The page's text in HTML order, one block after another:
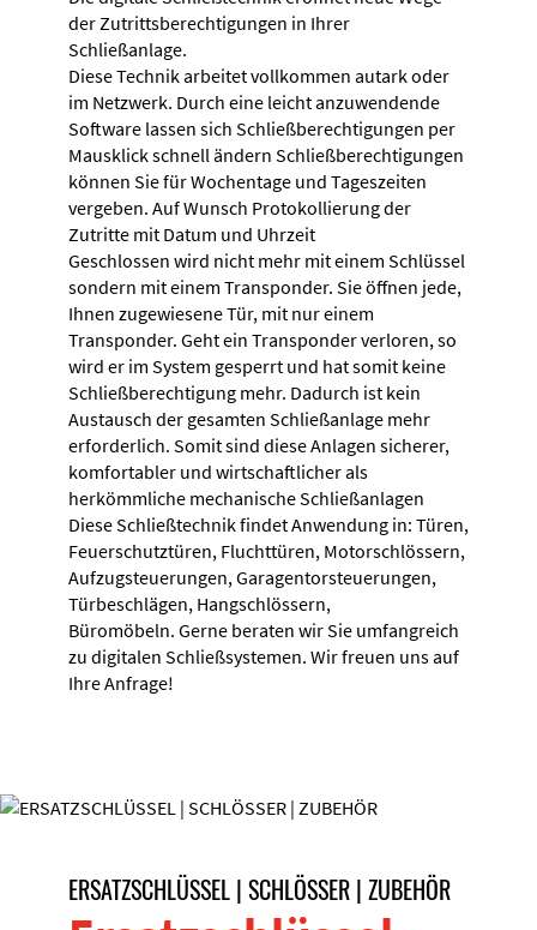
der Zutrittsberechtigungen in Ihrer
Schließanlage.
Diese Technik arbeitet vollkommen autark oder
im Netzwerk. Durch eine leicht anzuwendende
Software lassen sich Schließberechtigungen per
Mausklick schnell ändern Schließberechtigungen
können Sie für Wochentage und Tageszeiten
vergeben. Auf Wunsch Protokollierung der
Zutritte mit Datum und Uhrzeit
Geschlossen wird nicht mehr mit einem Schlüssel
sondern mit einem Transponder. Sie öffnen jede,
Ihnen zugewiesene Tür, mit nur einem
Transponder. Geht ein Transponder verloren, so
wird er im System gesperrt und hat somit keine
Schließberechtigung mehr. Dadurch ist kein
Austausch der gesamten Schließanlage mehr
erforderlich. Somit sind diese Anlagen sicherer,
komfortabler und wirtschaftlicher als
herkömmliche mechanische Schließanlagen
Diese Schließtechnik findet Anwendung in: Türen,
Feuerschutztüren, Fluchttüren, Motorschlössern,
Aufzugsteuerungen, Garagentorsteuerungen,
Türbeschlägen, Hangschlössern,
Büromöbeln. Gerne beraten wir Sie umfangreich
zu digitalen Schließsystemen. Wir freuen uns auf
Ihre Anfrage!
ERSATZSCHLÜSSEL | SCHLÖSSER | ZUBEHÖR